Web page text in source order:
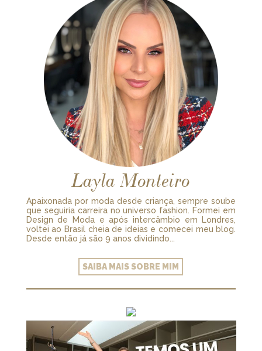
Layla Monteiro
Apaixonada por moda desde criança, sempre soube
que seguiria carreira no universo fashion. Formei em
Design de Moda e após intercâmbio em Londres,
voltei ao Brasil cheia de ideias e comecei meu blog.
Desde então já são 9 anos dividindo...
SAIBA MAIS SOBRE MIM